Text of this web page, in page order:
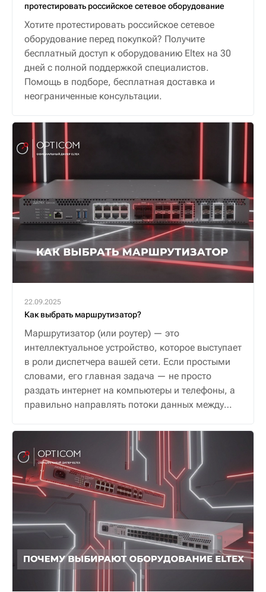
протестировать российское сетевое оборудование
Хотите протестировать российское сетевое
оборудование перед покупкой? Получите
бесплатный доступ к оборудованию Eltex на 30
дней с полной поддержкой специалистов.
Помощь в подборе, бесплатная доставка и
неограниченные консультации.
22.09.2025
Как выбрать маршрутизатор?
Маршрутизатор (или роутер) — это
интеллектуальное устройство, которое выступает
в роли диспетчера вашей сети. Если простыми
словами, его главная задача — не просто
раздать интернет на компьютеры и телефоны, а
правильно направлять потоки данных между
и безопасную связь.